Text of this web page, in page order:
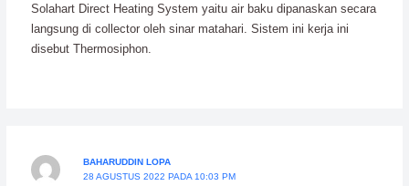
Solahart Direct Heating System yaitu air baku dipanaskan secara
langsung di collector oleh sinar matahari. Sistem ini kerja ini
disebut Thermosiphon.
BAHARUDDIN LOPA
28 AGUSTUS 2022 PADA 10:03 PM